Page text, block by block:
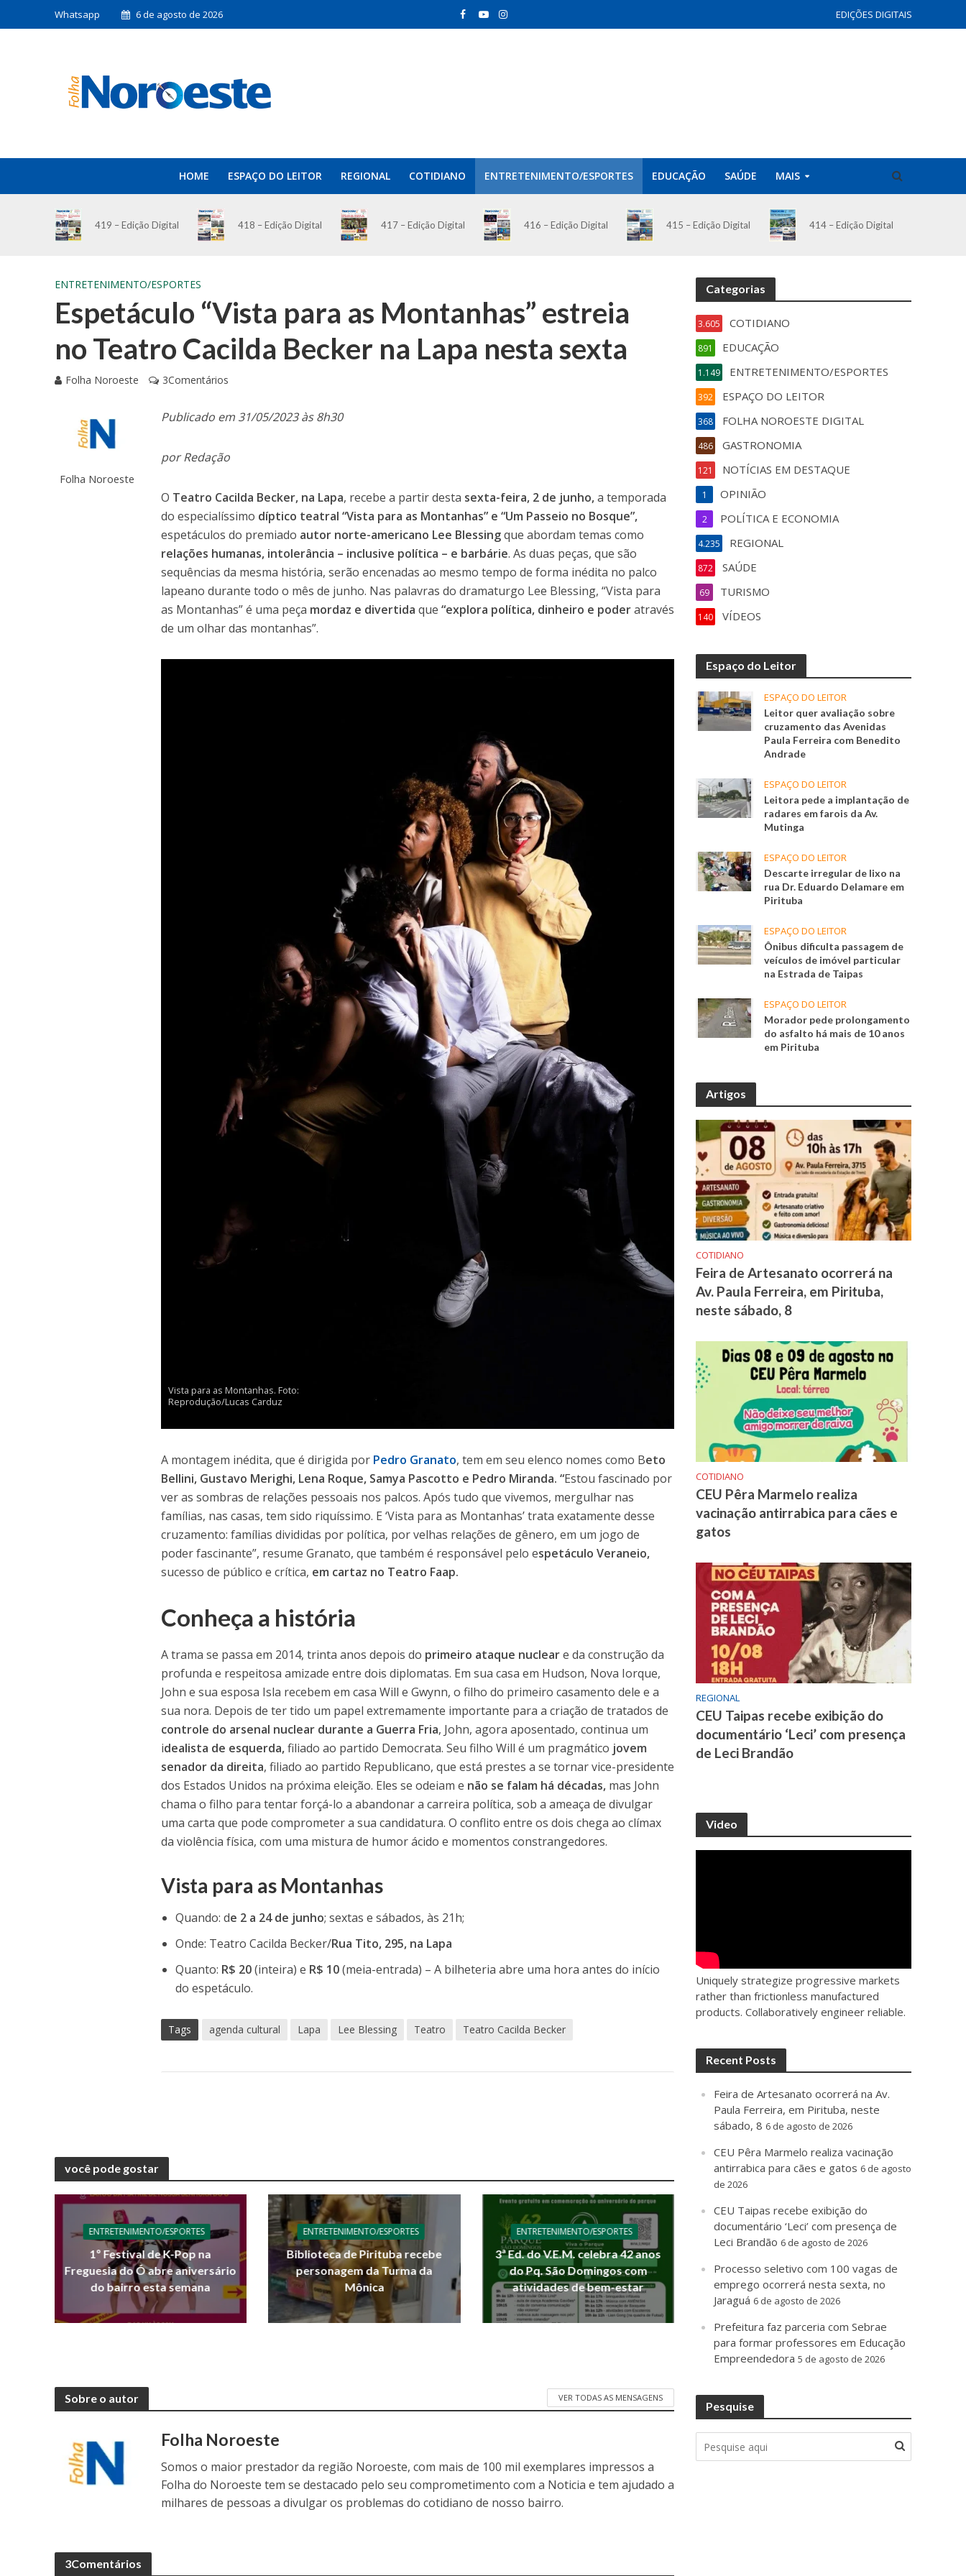
Whatsapp 6 de agosto de 2026 EDIÇÕES DIGITAIS
HOME ESPAÇO DO LEITOR REGIONAL COTIDIANO ENTRETENIMENTO/ESPORTES EDUCAÇÃO SAÚDE MAIS
419 – Edição Digital 418 – Edição Digital 417 – Edição Digital 416 – Edição Digital 415 – Edição Digital 414 – Edição Digital
ENTRETENIMENTO/ESPORTES
Espetáculo “Vista para as Montanhas” estreia
no Teatro Cacilda Becker na Lapa nesta sexta
Folha Noroeste 3Comentários
Folha Noroeste
Publicado em 31/05/2023 às 8h30
por Redação
O Teatro Cacilda Becker, na Lapa, recebe a partir desta sexta-feira, 2 de junho,a temporada
do especialíssimo díptico teatral “Vista para as Montanhas” e “Um Passeio no Bosque”,
espetáculos do premiado autor norte-americano Lee Blessingque abordam temas como
relações humanas, intolerância – inclusive política – e barbárie. As duas peças, que são
sequências da mesma história, serão encenadas ao mesmo tempo de forma inédita no palco
lapeano durante todo o mês de junho. Nas palavras do dramaturgo Lee Blessing, “Vista para
as Montanhas” é uma peça mordaz e divertida que“explora política, dinheiro e poderatravés
de um olhar das montanhas”.
Vista para as Montanhas. Foto:
Reprodução/Lucas Carduz
A montagem inédita, que é dirigida por Pedro Granato, tem em seu elenco nomes como Beto
Bellini, Gustavo Merighi, Lena Roque, Samya Pascotto e Pedro Miranda. “Estou fascinado por
ver as sombras de relações pessoais nos palcos. Após tudo que vivemos, mergulhar nas
famílias, nas casas, tem sido riquíssimo. E ‘Vista para as Montanhas’ trata exatamente desse
cruzamento: famílias divididas por política, por velhas relações de gênero, em um jogo de
poder fascinante”, resume Granato, que também é responsável pelo espetáculo Veraneio,
sucesso de público e crítica, em cartaz no Teatro Faap.
Conheça a história
A trama se passa em 2014, trinta anos depois do primeiro ataque nucleare da construção da
profunda e respeitosa amizade entre dois diplomatas. Em sua casa em Hudson, Nova Iorque,
John e sua esposa Isla recebem em casa Will e Gwynn, o filho do primeiro casamento dele e a
sua nora. Depois de ter tido um papel extremamente importante para a criação de tratados de
controle do arsenal nuclear durante a Guerra Fria, John, agora aposentado, continua um
idealista de esquerda,filiado ao partido Democrata. Seu filho Will é um pragmático jovem
senador da direita, filiado ao partido Republicano, que está prestes a se tornar vice-presidente
dos Estados Unidos na próxima eleição. Eles se odeiam e não se falam há décadas, mas John
chama o filho para tentar forçá-lo a abandonar a carreira política, sob a ameaça de divulgar
uma carta que pode comprometer a sua candidatura. O conflito entre os dois chega ao clímax
da violência física, com uma mistura de humor ácido e momentos constrangedores.
Vista para as Montanhas
Quando: de 2 a 24 de junho; sextas e sábados, às 21h;
Onde: Teatro Cacilda Becker/Rua Tito, 295, na Lapa
Quanto: R$ 20(inteira) e R$ 10(meia-entrada) – A bilheteria abre uma hora antes do início
do espetáculo.
Tags agenda cultural Lapa Lee Blessing Teatro Teatro Cacilda Becker
você pode gostar
ENTRETENIMENTO/ESPORTES
1º Festival de K-Pop na
Freguesia do Ó abre aniversário
do bairro esta semana
ENTRETENIMENTO/ESPORTES
Biblioteca de Pirituba recebe
personagem da Turma da
Mônica
ENTRETENIMENTO/ESPORTES
3ª Ed. do V.E.M. celebra 42 anos
do Pq. São Domingos com
atividades de bem-estar
Sobre o autor VER TODAS AS MENSAGENS
Folha Noroeste
Somos o maior prestador da região Noroeste, com mais de 100 mil exemplares impressos a
Folha do Noroeste tem se destacado pelo seu comprometimento com a Noticia e tem ajudado a
milhares de pessoas a divulgar os problemas do cotidiano de nosso bairro.
3Comentários
Categorias
COTIDIANO
3.605
EDUCAÇÃO
891
ENTRETENIMENTO/ESPORTES
1.149
ESPAÇO DO LEITOR
392
FOLHA NOROESTE DIGITAL
368
GASTRONOMIA
486
NOTÍCIAS EM DESTAQUE
121
OPINIÃO
1
POLÍTICA E ECONOMIA
2
REGIONAL
4.235
SAÚDE
872
TURISMO
69
VÍDEOS
140
Espaço do Leitor
ESPAÇO DO LEITOR
Leitor quer avaliação sobre
cruzamento das Avenidas
Paula Ferreira com Benedito
Andrade
ESPAÇO DO LEITOR
Leitora pede a implantação de
radares em farois da Av.
Mutinga
ESPAÇO DO LEITOR
Descarte irregular de lixo na
rua Dr. Eduardo Delamare em
Pirituba
ESPAÇO DO LEITOR
Ônibus dificulta passagem de
veículos de imóvel particular
na Estrada de Taipas
ESPAÇO DO LEITOR
Morador pede prolongamento
do asfalto há mais de 10 anos
em Pirituba
Artigos
COTIDIANO
Feira de Artesanato ocorrerá na
Av. Paula Ferreira, em Pirituba,
neste sábado, 8
COTIDIANO
CEU Pêra Marmelo realiza
vacinação antirrabica para cães e
gatos
REGIONAL
CEU Taipas recebe exibição do
documentário ‘Leci’ com presença
de Leci Brandão
Video
Uniquely strategize progressive markets
rather than frictionless manufactured
products. Collaboratively engineer reliable.
Recent Posts
Feira de Artesanato ocorrerá na Av.
Paula Ferreira, em Pirituba, neste
sábado, 8 6 de agosto de 2026
CEU Pêra Marmelo realiza vacinação
antirrabica para cães e gatos 6 de agosto
de 2026
CEU Taipas recebe exibição do
documentário ‘Leci’ com presença de
Leci Brandão 6 de agosto de 2026
Processo seletivo com 100 vagas de
emprego ocorrerá nesta sexta, no
Jaraguá 6 de agosto de 2026
Prefeitura faz parceria com Sebrae
para formar professores em Educação
Empreendedora 5 de agosto de 2026
Pesquise